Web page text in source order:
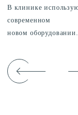
В клинике
современном
новом оборудовании.